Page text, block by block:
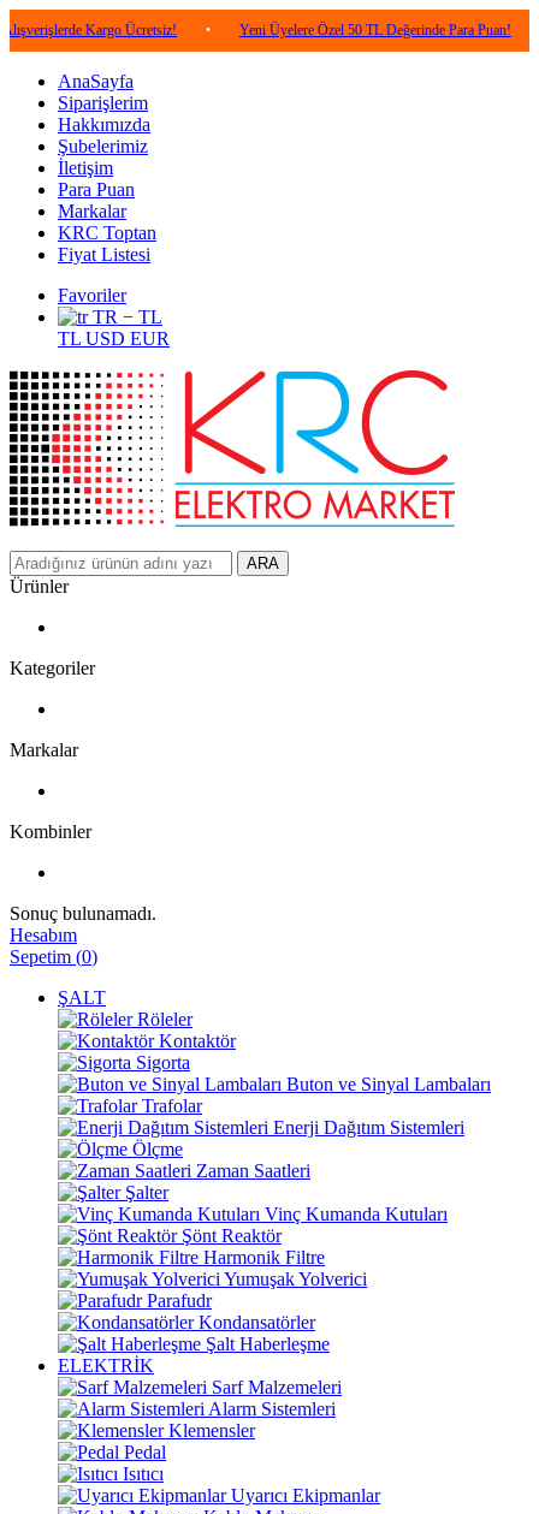
Kargo Ücretsiz! • Yeni Üyelere Özel 50 TL Değerinde Para Puan! •
AnaSayfa
Siparişlerim
Hakkımızda
Şubelerimiz
İletişim
Para Puan
Markalar
KRC Toptan
Fiyat Listesi
Favoriler
TR − TL
TL USD EUR
ARA
Ürünler
Kategoriler
Markalar
Kombinler
Sonuç bulunamadı.
Hesabım
Sepetim (0)
ŞALT
Röleler
Kontaktör
Sigorta
Buton ve Sinyal Lambaları
Trafolar
Enerji Dağıtım Sistemleri
Ölçme
Zaman Saatleri
Şalter
Vinç Kumanda Kutuları
Şönt Reaktör
Harmonik Filtre
Yumuşak Yolverici
Parafudr
Kondansatörler
Şalt Haberleşme
ELEKTRİK
Sarf Malzemeleri
Alarm Sistemleri
Klemensler
Pedal
Isıtıcı
Uyarıcı Ekipmanlar